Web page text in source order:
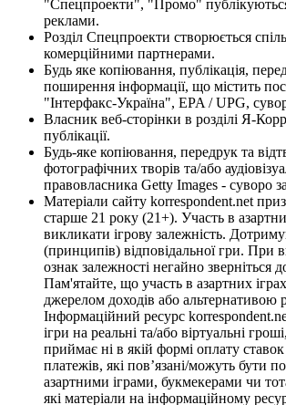
"Спецпроекти", "Промо"
реклами.
Розділ Спецпроекти створюється
комерційними партнерами.
Будь яке копіювання, публікація,
поширення інформації, що містить
"Інтерфакс-Україна", EPA / UPG,
Власник веб-сторінки в розділі Я-
публікації.
Будь-яке копіювання, передрук та
фотографічних творів та/або
правовласника Getty Images - суворо
Матеріали сайту korrespondent.net
старше 21 року (21+). Участь в
викликати ігрову залежність.
(принципів) відповідальної гри. При
ознак залежності негайно зверніться
Пам'ятайте, що участь в азартних
джерелом доходів або альтернативою
Інформаційний ресурс
ігри на реальні та/або віртуальні
приймає ні в якій формі оплату
платежів, які пов’язані/можуть бути
азартними іграми, букмекерами чи
які матеріали на інформаційному